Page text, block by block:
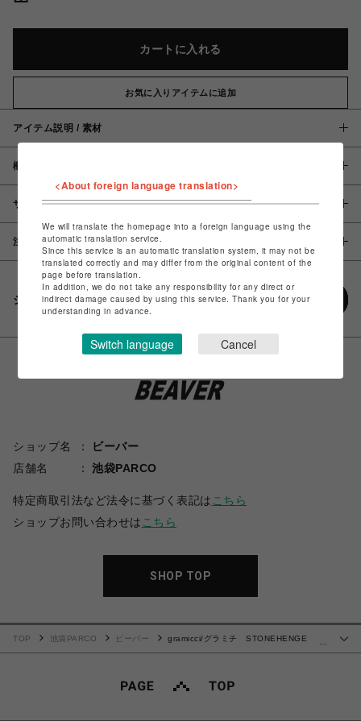
カートに入れる
お気に入りアイテムに追加
アイテム説明 / 素材
概要
サイズ
注意事項
シェアする
ショップ名
ビーバー
店舗名
池袋PARCO
特定商取引法など法令に基づく表記は こちら
ショップお問い合わせは こちら
SHOP TOP
TOP 池袋PARCO ビーバー
gramicci/グラミチ STONEHENGE
<About foreign language translation>
We will translate the homepage into a foreign language using the
automatic translation service.
Since this service is an automatic translation system, it may not be
translated correctly and may differ from the original content of the
page before translation.
In addition, we do not take any responsibility for any direct or
indirect damage caused by using this service. Thank you for your
understanding in advance.
Switch language Cancel